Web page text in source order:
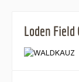
Loden